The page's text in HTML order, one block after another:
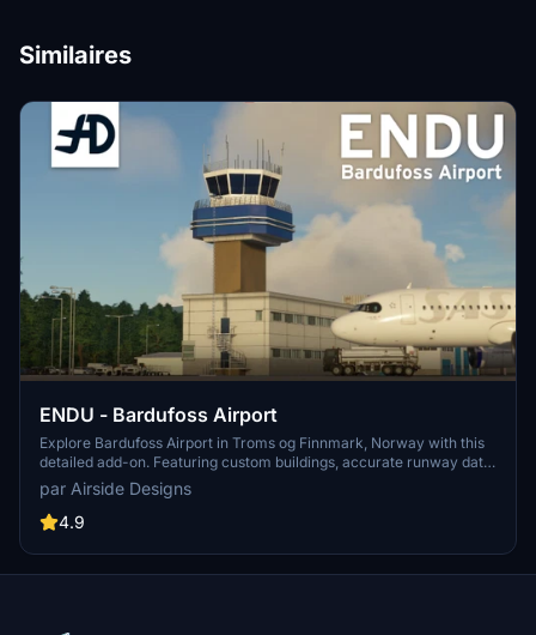
Similaires
ENDU - Bardufoss Airport
Explore Bardufoss Airport in Troms og Finnmark, Norway with this
detailed add-on. Featuring custom buildings, accurate runway data,
and realistic terrain, this airport add-on enhances your simulator
experience. Unlock the essence of Bardufoss Airport with custom
ground markings, interior details, and correct metadata for an
par Airside Designs
4.9